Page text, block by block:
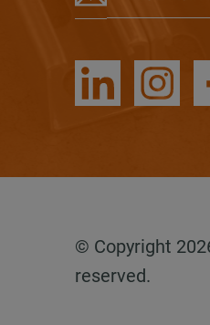
© Copyright
reserved.